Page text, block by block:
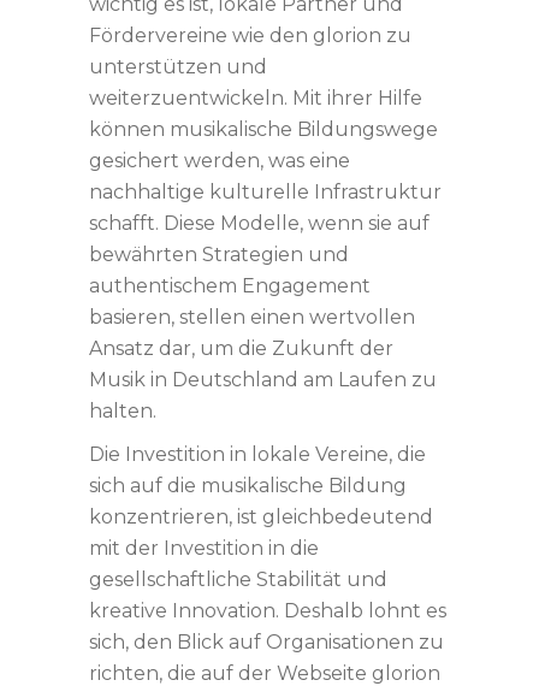
Fördervereine wie den glorion zu
unterstützen und
weiterzuentwickeln. Mit ihrer Hilfe
können musikalische Bildungswege
gesichert werden, was eine
nachhaltige kulturelle Infrastruktur
schafft. Diese Modelle, wenn sie auf
bewährten Strategien und
authentischem Engagement
basieren, stellen einen wertvollen
Ansatz dar, um die Zukunft der
Musik in Deutschland am Laufen zu
halten.
Die Investition in lokale Vereine, die
sich auf die musikalische Bildung
konzentrieren, ist gleichbedeutend
mit der Investition in die
gesellschaftliche Stabilität und
kreative Innovation. Deshalb lohnt es
sich, den Blick auf Organisationen zu
richten, die auf der Webseite glorion